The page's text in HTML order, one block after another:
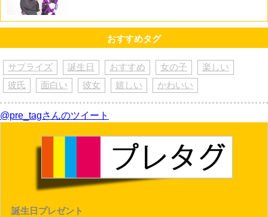
おすすめタグ
サプライズ 誕生日 おすすめ 女の子
楽しい
彼氏
面白い 彼女 嬉しい かわいい
@pre_tagさんのツイート
誕生日プレゼント